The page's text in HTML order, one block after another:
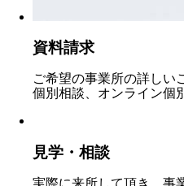
資料請求
ご希望の事業所の詳しい
個別相談、オンライン個
見学・相談
実際に来所して頂き、事